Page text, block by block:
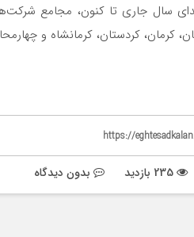
سال جاری تا کنون، مجامع
کرمان، کردستان، کرمانشاه و
https://
بدون دیدگاه